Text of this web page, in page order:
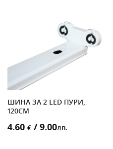
ШИНА ЗА 2 LED ПУРИ,
120CM
4.60 € / 9.00лв.